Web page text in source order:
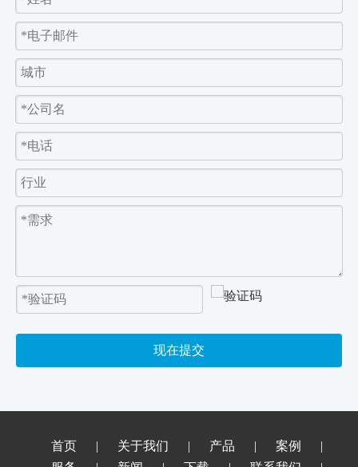
现在提交
首页 | 关于我们 | 产品 | 案例
|